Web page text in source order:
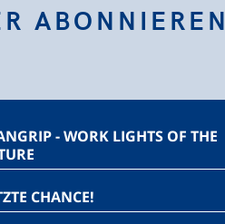
ABONNIEREN
- WORK LIGHTS OF THE
CHANCE!